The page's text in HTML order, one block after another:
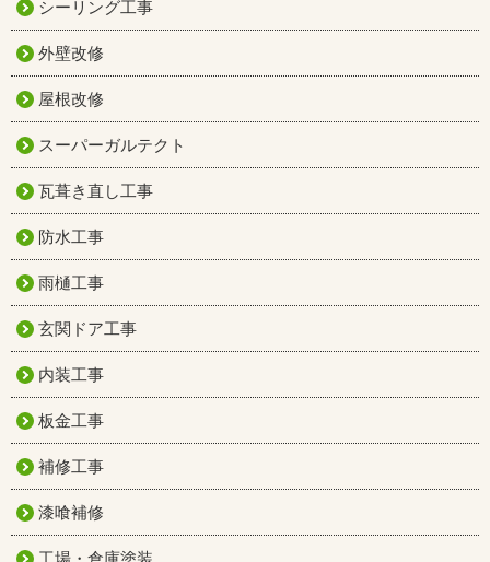
シーリング工事
外壁改修
屋根改修
スーパーガルテクト
瓦葺き直し工事
防水工事
雨樋工事
玄関ドア工事
内装工事
板金工事
補修工事
漆喰補修